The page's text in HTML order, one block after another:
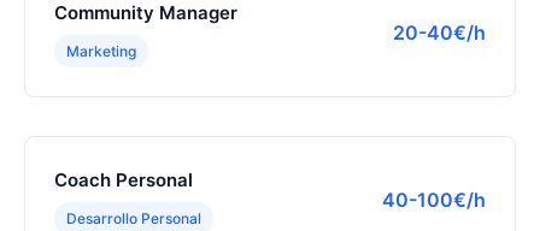
Community Manager
Marketing
20-40€/h
Coach Personal
Desarrollo Personal
40-100€/h